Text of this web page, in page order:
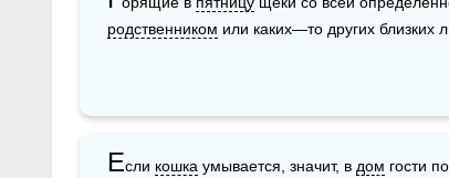
родственником или каких—то других близких
Если кошка умывается, значит, в дом гости